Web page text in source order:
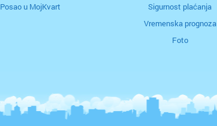
Posao u MojKvart
Sigurnost plaćanja
Vremenska prognoza
Foto